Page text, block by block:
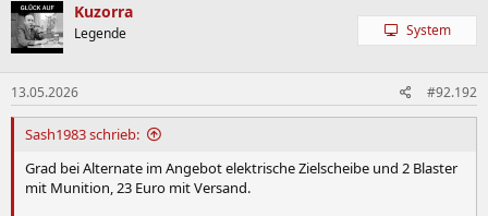
Kuzorra
Legende System
13.05.2026 #92.192
Sash1983 schrieb:
Grad bei Alternate im Angebot elektrische Zielscheibe und 2 Blaster
mit Munition, 23 Euro mit Versand.